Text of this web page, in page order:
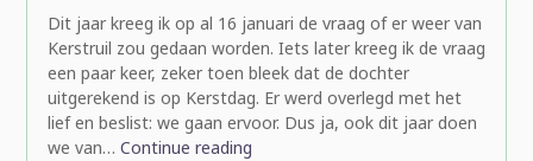
Dit jaar kreeg ik op al 16 januari de vraag of er weer van
Kerstruil zou gedaan worden. Iets later kreeg ik de vraag
een paar keer, zeker toen bleek dat de dochter
uitgerekend is op Kerstdag. Er werd overlegd met het
lief en beslist: we gaan ervoor. Dus ja, ook dit jaar doen
we van… Continue reading